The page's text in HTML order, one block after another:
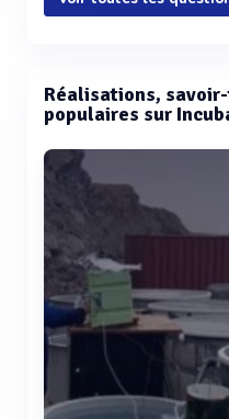
Réalisations,
populaires sur